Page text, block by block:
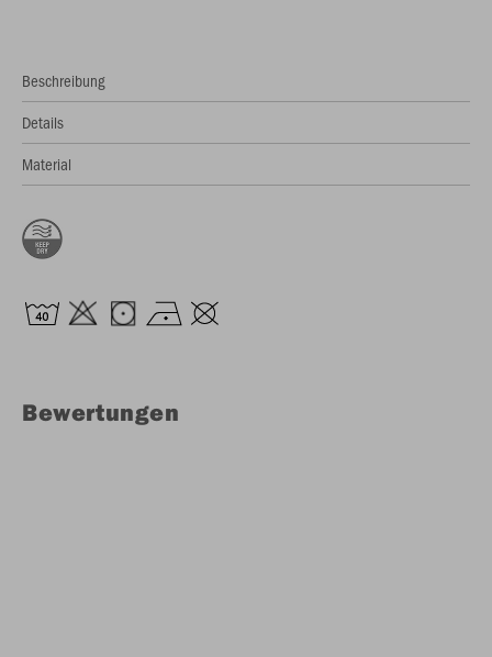
Beschreibung
Details
Material
Bewertungen